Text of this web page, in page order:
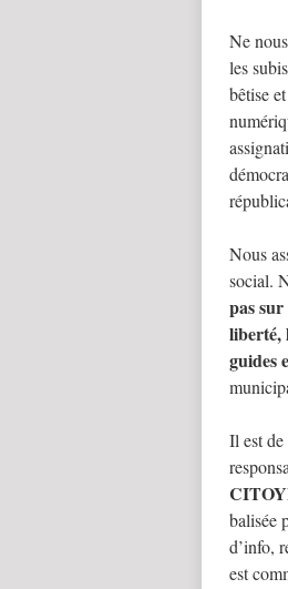
Ne
les
bêtise
Nous
social.
pas
liberté,
guides
Il est de
balisée
d’info,
est